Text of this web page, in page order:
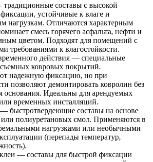
составы с высокой
устойчивые к влаге и
нагрузкам. Отличаются характерным
смесь горячего асфальта, нефти и
цветом. Подходят для помещений с
требованиями к влагостойкости.
действия — специальные
ковровых покрытий.
надежную фиксацию, но при
позволяют демонтировать ковролин без
основания. Идеальны для арендуемых
временных инсталляций.
быстротвердеющие составы на основе
полиуретановых смол. Применяются в
нагрузками или необычными
(перепады температур,
— составы для быстрой фиксации